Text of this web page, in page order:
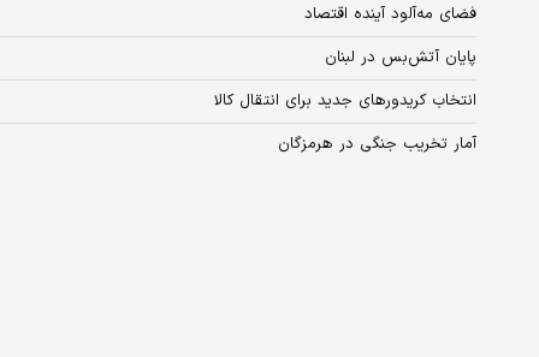
فضای مه‌آلود آینده اقتصاد
پایان آتش‌بس در لبنان
انتخاب کریدورهای جدید برای انتقال کالا
آمار تخریب جنگی در هرمزگان